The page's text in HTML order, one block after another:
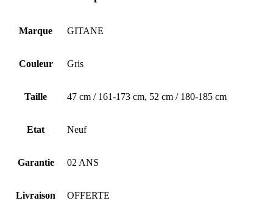
Marque GITANE
Couleur Gris
Taille 47 cm / 161-173 cm, 52 cm / 180-185 cm
Etat Neuf
Garantie 02 ANS
Livraison OFFERTE